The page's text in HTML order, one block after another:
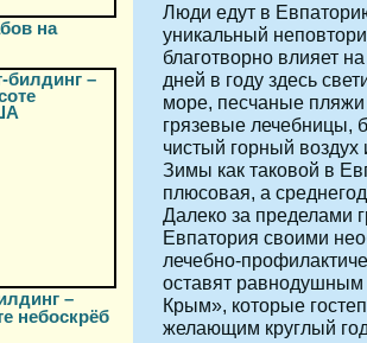
на
–
небоскрёб
Люди едут в
уникальный
благотворно влияет
дней в году здесь
море, песчаные
грязевые лечебницы,
чистый горный
Зимы как таковой в
плюсовая, а
Далеко за пределами
Евпатория своими
лечебно-
оставят
Крым», которые
желающим круглый